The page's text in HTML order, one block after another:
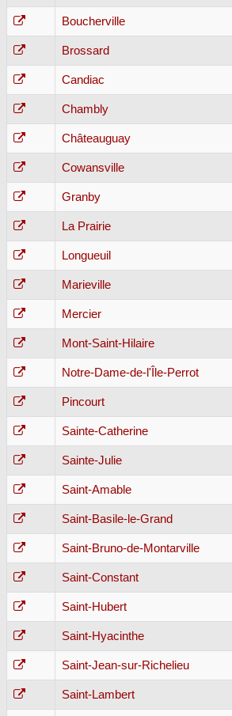
Boucherville
Brossard
Candiac
Chambly
Châteauguay
Cowansville
Granby
La Prairie
Longueuil
Marieville
Mercier
Mont-Saint-Hilaire
Notre-Dame-de-l'Île-Perrot
Pincourt
Sainte-Catherine
Sainte-Julie
Saint-Amable
Saint-Basile-le-Grand
Saint-Bruno-de-Montarville
Saint-Constant
Saint-Hubert
Saint-Hyacinthe
Saint-Jean-sur-Richelieu
Saint-Lambert